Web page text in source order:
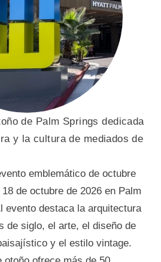
de Palm Springs dedicada
y la cultura de mediados de
emblemático de octubre
de octubre de 2026 en Palm
evento destaca la arquitectura
de siglo, el arte, el diseño de
y el estilo vintage.